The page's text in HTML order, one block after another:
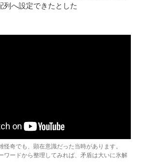
列へ設定できたとした
怪奇でも、顕在意識だった当時があります。
ワードから整理してみれば、矛盾は大いに氷解